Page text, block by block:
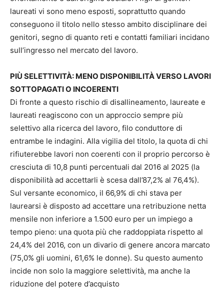
laureati vi sono meno esposti, soprattutto quando
conseguono il titolo nello stesso ambito disciplinare dei
genitori, segno di quanto reti e contatti familiari incidano
sull’ingresso nel mercato del lavoro.
PIÙ SELETTIVITÀ: MENO DISPONIBILITÀ VERSO LAVORI
SOTTOPAGATI O INCOERENTI
Di fronte a questo rischio di disallineamento, laureate e
laureati reagiscono con un approccio sempre più
selettivo alla ricerca del lavoro, filo conduttore di
entrambe le indagini. Alla vigilia del titolo, la quota di chi
rifiuterebbe lavori non coerenti con il proprio percorso è
cresciuta di 10,8 punti percentuali dal 2016 al 2025 (la
disponibilità ad accettarli è scesa dall’87,2% al 76,4%).
Sul versante economico, il 66,9% di chi stava per
laurearsi è disposto ad accettare una retribuzione netta
mensile non inferiore a 1.500 euro per un impiego a
tempo pieno: una quota più che raddoppiata rispetto al
24,4% del 2016, con un divario di genere ancora marcato
(75,0% gli uomini, 61,6% le donne). Su questo aumento
incide non solo la maggiore selettività, ma anche la
riduzione del potere d’acquisto